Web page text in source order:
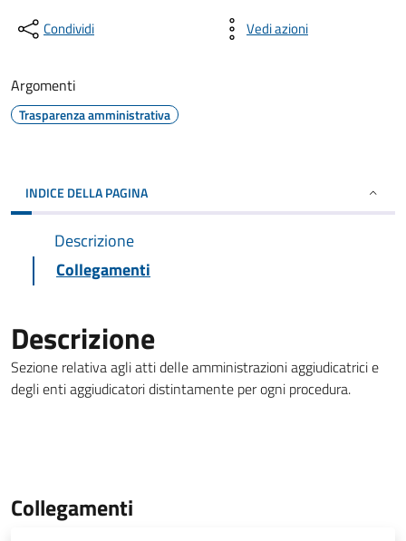
Condividi Vedi azioni
Argomenti
Trasparenza amministrativa
INDICE DELLA PAGINA
Descrizione
Collegamenti
Descrizione
Sezione relativa agli atti delle amministrazioni aggiudicatrici e
degli enti aggiudicatori distintamente per ogni procedura.
Collegamenti